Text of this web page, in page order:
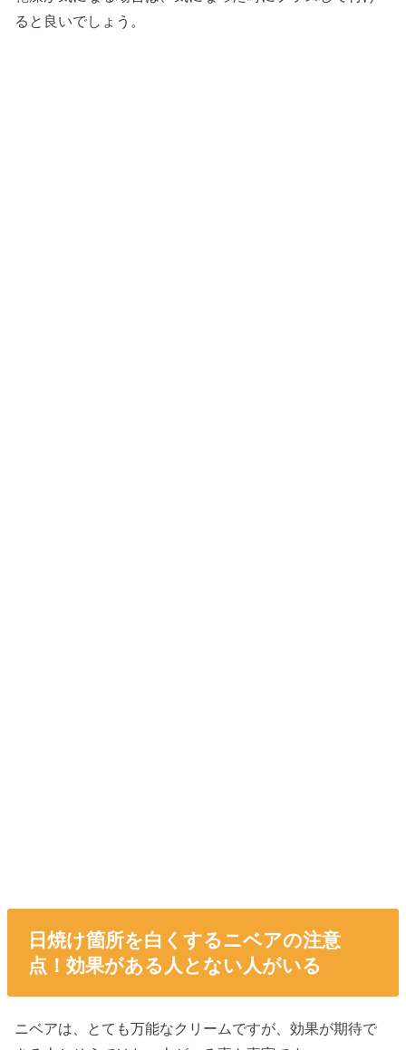
ると良いでしょう。
日焼け箇所を白くするニベアの注意
点！効果がある人とない人がいる
ニベアは、とても万能なクリームですが、効果が期待で